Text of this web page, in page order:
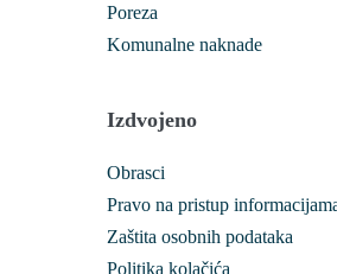
Poreza
Komunalne naknade
Izdvojeno
Obrasci
Pravo na pristup
Zaštita osobnih podataka
Politika kolačića